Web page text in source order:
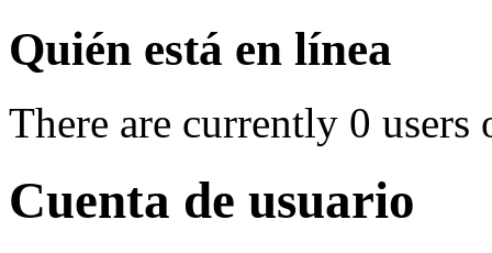
Quién está en línea
There are currently 0 users
Cuenta de usuario